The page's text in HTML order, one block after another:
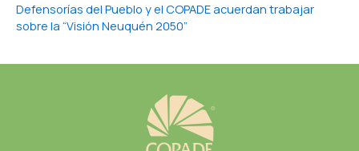
Defensorías del Pueblo y el COPADE acuerdan trabajar
sobre la “Visión Neuquén 2050”